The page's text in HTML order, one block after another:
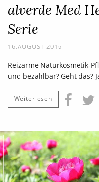
alverde Med
Serie
16.AUGUST 2016
Reizarme Naturkosmetik-
und bezahlbar? Geht das?
Weiterlesen